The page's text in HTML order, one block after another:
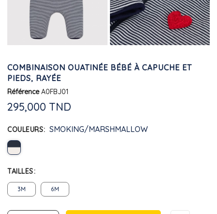
COMBINAISON OUATINÉE BÉBÉ À CAPUCHE ET
PIEDS, RAYÉE
Référence A0FBJ01
295,000 TND
COULEURS SMOKING/MARSHMALLOW
TAILLES
3M 6M